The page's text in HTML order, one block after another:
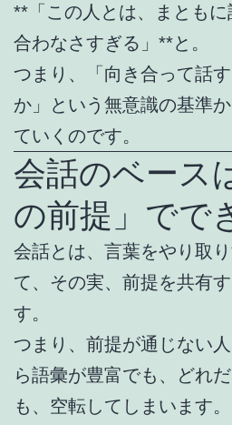
**「この人とは、まとも
合わなさすぎる」**と。
つまり、「向き合って話
か」という無意識の基準
ていくのです。
会話のベース
の前提」でで
会話とは、言葉をやり取
て、その実、前提を共有
す。
つまり、前提が通じない
ら語彙が豊富でも、どれ
も、空転してしまいます。